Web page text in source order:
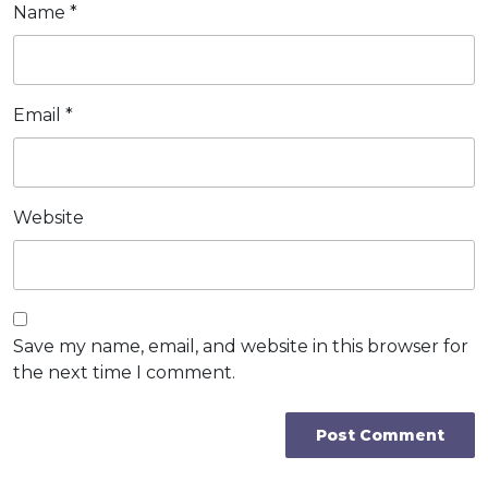
Name *
Email *
Website
Save my name, email, and website in this browser for
the next time I comment.